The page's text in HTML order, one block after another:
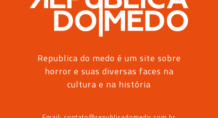
Republica do medo é um site sobre
horror e suas diversas faces na
cultura e na história